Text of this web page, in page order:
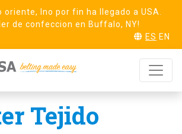
oriente, Ino por fin ha llegado a USA.
de confeccion en Buffalo, NY!
ES EN
Tejido